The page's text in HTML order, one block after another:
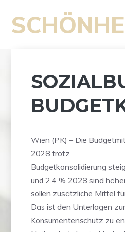
Inhalt
springen
Wien (PK) – Die
2028 trotz
Budgetkonsolidierung
und 2,4 % 2028 sind
sollen zusätzliche Mittel
Das ist den Unterlagen
Konsumentenschutz zu